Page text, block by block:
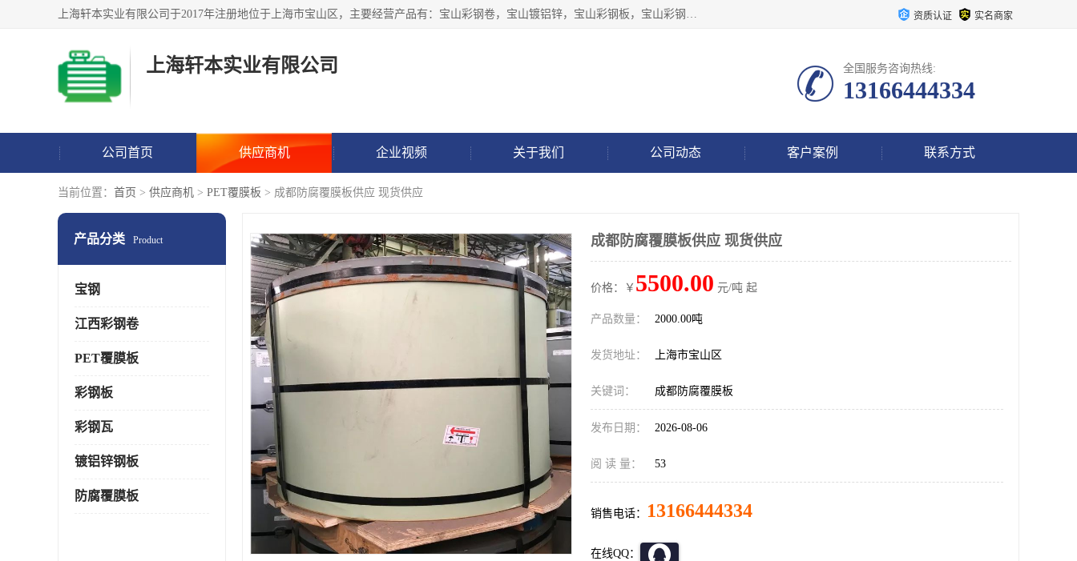
上海轩本实业有限公司于2017年注册地位于上海市宝山区，主要经营产品有：宝山彩钢卷，宝山镀铝锌，宝山彩钢板，宝山彩钢瓦等产品的生产和销售。 资质认证 实名商家
上海轩本实业有限公司 全国服务咨询热线:
13166444334
公司首页 供应商机 企业视频 关于我们 公司动态 客户案例 联系方式
当前位置： 首页 > 供应商机 > PET覆膜板 > 成都防腐覆膜板供应 现货供应
产品分类 Product
宝钢
江西彩钢卷
PET覆膜板
彩钢板
彩钢瓦
镀铝锌钢板
防腐覆膜板
成都防腐覆膜板供应 现货供应
价格：￥ 5500.00 元/吨 起
产品数量： 2000.00吨
发货地址： 上海市宝山区
关键词： 成都防腐覆膜板
发布日期： 2026-08-06
阅 读 量： 53
销售电话： 13166444334
在线QQ：